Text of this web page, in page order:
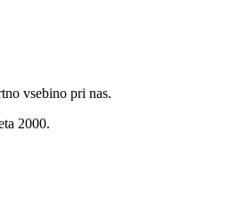
vsebino pri nas.
2000.